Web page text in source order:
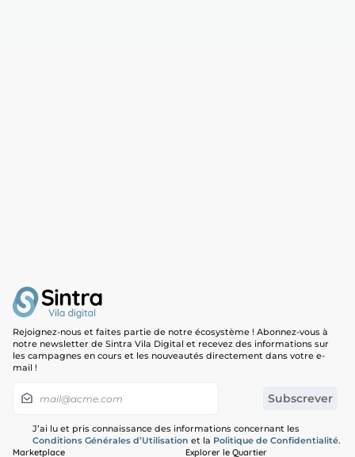
Rejoignez-nous et faites partie de notre écosystème ! Abonnez-vous à
notre newsletter de Sintra Vila Digital et recevez des informations sur
les campagnes en cours et les nouveautés directement dans votre e-
mail !
J’ai lu et pris connaissance des informations concernant les
Conditions Générales d’Utilisation et la Politique de Confidentialité.
Marketplace
Explorer le Quartier